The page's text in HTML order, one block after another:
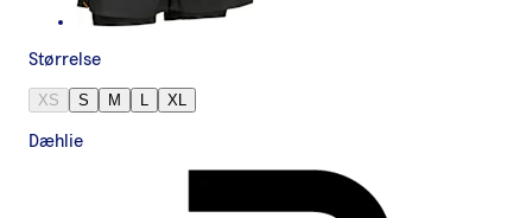
Størrelse
XS S M L XL
Dæhlie